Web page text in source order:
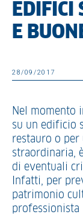
EDIFICI
E
28/09/2017
Nel momento
su un edificio
restauro o
straordinaria,
di eventuali
Infatti, per
patrimonio
professionista